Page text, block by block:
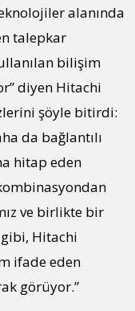
alanında
talepkar
bilişim
diyen Hitachi
şöyle bitirdi:
da bağlantılı
hitap eden
ve birlikte bir
Hitachi
ifade eden
görüyor.”